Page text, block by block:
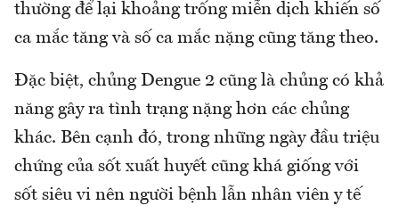
thường để lại khoảng trống miễn dịch khiến số
ca mắc tăng và số ca mắc nặng cũng tăng theo.
Đặc biệt, chủng Dengue 2 cũng là chủng có khả
năng gây ra tình trạng nặng hơn các chủng
khác. Bên cạnh đó, trong những ngày đầu triệu
chứng của sốt xuất huyết cũng khá giống với
sốt siêu vi nên người bệnh lẫn nhân viên y tế